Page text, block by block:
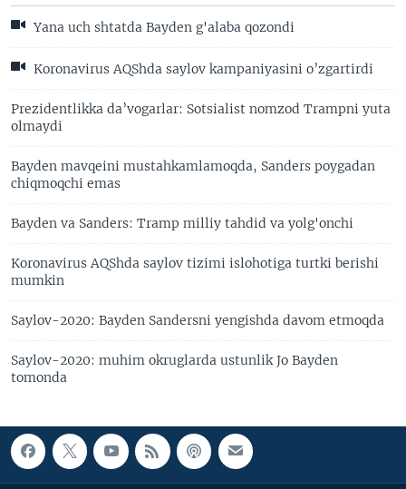
Yana uch shtatda Bayden g'alaba qozondi
Koronavirus AQShda saylov kampaniyasini o’zgartirdi
Prezidentlikka da’vogarlar: Sotsialist nomzod Trampni yuta
olmaydi
Bayden mavqeini mustahkamlamoqda, Sanders poygadan
chiqmoqchi emas
Bayden va Sanders: Tramp milliy tahdid va yolg'onchi
Koronavirus AQShda saylov tizimi islohotiga turtki berishi
mumkin
Saylov-2020: Bayden Sandersni yengishda davom etmoqda
Saylov-2020: muhim okruglarda ustunlik Jo Bayden
tomonda